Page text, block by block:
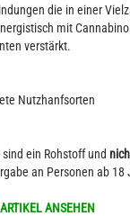
die in einer
mit
verstärkt.
Nutzhanfsorten
ein Rohstoff und
an Personen ab 18
ANSEHEN